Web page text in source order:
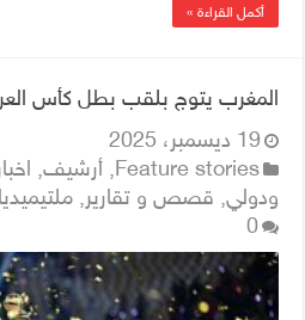
أكمل القراءة »
المغرب يتوج بلقب بطل كأس العرب
19 ديسمبر، 2025
Feature stories
,أرشيف,
ودولي, قصص و تقارير,ملتيميديا
0